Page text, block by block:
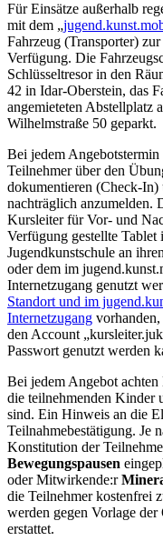
Für Einsätze außerhalb
mit dem „
Fahrzeug (Transporter)
Verfügung. Die
Schlüsseltresor in den
42 in Idar-Oberstein, das
angemieteten Abstellplatz
Wilhelmstraße 50 geparkt.
Bei jedem
Teilnehmer über den
dokumentieren (Check-
nachträglich anzumelden.
Kursleiter für Vor- und
Verfügung gestellte
Jugendkunstschule an
oder dem im
Internetzugang genutzt
Standort und im
Internetzugang
den Account
Passwort genutzt werden
Bei jedem Angebot
die teilnehmenden Kinder
sind. Ein Hinweis an die
Teilnahmebestätigung. Je
Konstitution der
Bewegungspausen
oder Mitwirkende:r
die Teilnehmer kostenfrei
werden gegen Vorlage
erstattet.